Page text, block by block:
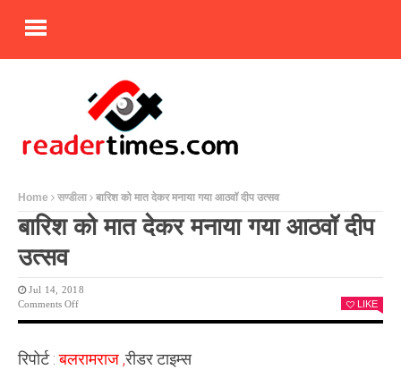
Home सण्डीला बारिश को मात देकर मनाया गया आठवॉ दीप उत्सव
बारिश को मात देकर मनाया गया आठवॉ दीप
उत्सव
Jul 14, 2018
Comments OffOn
देकर
LIKE
रिपोर्ट :बलरामराज ,रीडर टाइम्स